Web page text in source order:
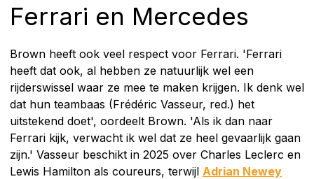
Ferrari en Mercedes
Brown heeft ook veel respect voor Ferrari. 'Ferrari
heeft dat ook, al hebben ze natuurlijk wel een
rijderswissel waar ze mee te maken krijgen. Ik denk wel
dat hun teambaas (Frédéric Vasseur, red.) het
uitstekend doet', oordeelt Brown. 'Als ik dan naar
Ferrari kijk, verwacht ik wel dat ze heel gevaarlijk gaan
zijn.' Vasseur beschikt in 2025 over Charles Leclerc en
Lewis Hamilton als coureurs, terwijl Adrian Newey